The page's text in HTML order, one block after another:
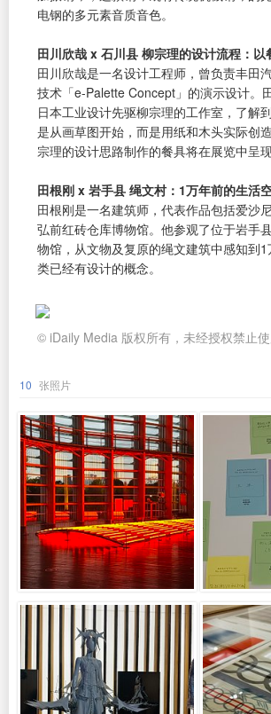
电钢的多元素音质音色。
田川欣哉 x 石川县 柳宗理的设计流程：以
田川欣哉是一名设计工程师，曾负责丰田
技术「e-Palette Concept」的演示设计。
日本工业设计先驱柳宗理的工作室，了解
是从画草图开始，而是用纸和木头实际创
宗理的设计思路制作的餐具将在展览中呈现
田根刚 x 岩手县 绳文村：1万年前的生活
田根刚是一名建筑师，代表作品包括爱沙
弘前红砖仓库博物馆。他参观了位于岩手
物馆，从文物及复原的绳文建筑中感知到1
类已经有设计的概念。
© iDaily Media 版权所有，未经授权禁止使
10 张照片